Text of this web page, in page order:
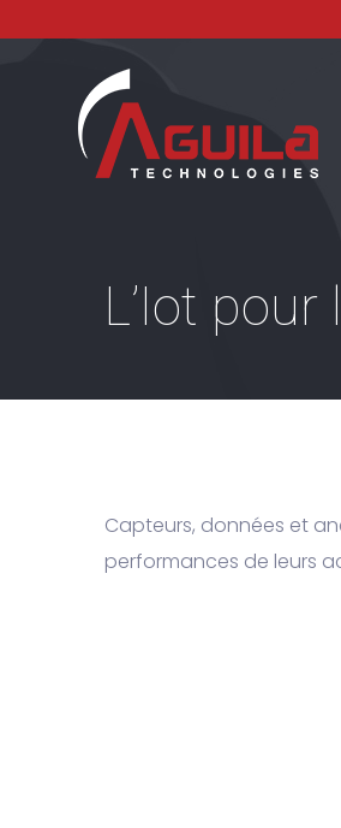
L’Iot
Capteurs, données et
performances de leurs